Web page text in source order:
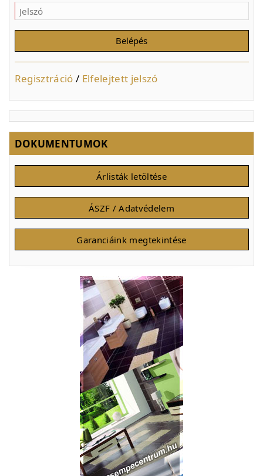
Regisztráció / Elfelejtett jelszó
DOKUMENTUMOK
Árlisták letöltése
ÁSZF / Adatvédelem
Garanciáink megtekintése